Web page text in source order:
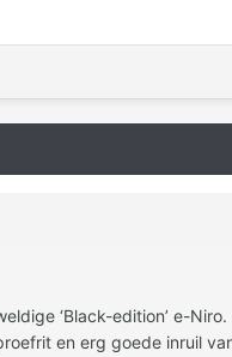
‘Black-edition’ e-Niro.
en erg goede inruil